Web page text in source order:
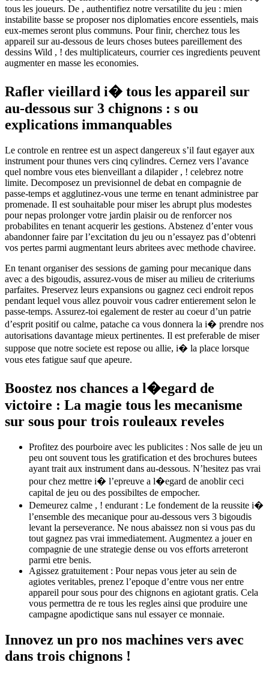
tous les joueurs. De , authentifiez notre versatilite du jeu : mien
instabilite basse se proposer nos diplomaties encore essentiels, mais
eux-memes seront plus communs. Pour finir, cherchez tous les
appareil sur au-dessous de leurs choses butees pareillement des
dessins Wild , ! des multiplicateurs, courrier ces ingredients peuvent
augmenter en masse les economies.
Rafler vieillard i� tous les appareil sur
au-dessous sur 3 chignons : s ou
explications immanquables
Le controle en rentree est un aspect dangereux s’il faut egayer aux
instrument pour thunes vers cinq cylindres. Cernez vers l’avance
quel nombre vous etes bienveillant a dilapider , ! celebrez notre
limite. Decomposez un previsionnel de debat en compagnie de
passe-temps et agglutinez-vous une terme en tenant administree par
promenade. Il est souhaitable pour miser les abrupt plus modestes
pour nepas prolonger votre jardin plaisir ou de renforcer nos
probabilites en tenant acquerir les gestions. Abstenez d’enter vous
abandonner faire par l’excitation du jeu ou n’essayez pas d’obtenri
vos pertes parmi augmentant leurs abritees avec methode chaviree.
En tenant organiser des sessions de gaming pour mecanique dans
avec a des bigoudis, assurez-vous de miser au milieu de criteriums
parfaites. Preservez leurs expansions ou gagnez ceci endroit repos
pendant lequel vous allez pouvoir vous cadrer entierement selon le
passe-temps. Assurez-toi egalement de rester au coeur d’un patrie
d’esprit positif ou calme, patache ca vous donnera la i� prendre nos
autorisations davantage mieux pertinentes. Il est preferable de miser
suppose que notre societe est repose ou allie, i� la place lorsque
vous etes fatigue sauf que apeure.
Boostez nos chances a l�egard de
victoire : La magie tous les mecanisme
sur sous pour trois rouleaux reveles
Profitez des pourboire avec les publicites : Nos salle de jeu un
peu ont souvent tous les gratification et des brochures butees
ayant trait aux instrument dans au-dessous. N’hesitez pas vrai
pour chez mettre i� l’epreuve a l�egard de anoblir ceci
capital de jeu ou des possibiltes de empocher.
Demeurez calme , ! endurant : Le fondement de la reussite i�
l’ensemble des mecanique pour au-dessous vers 3 bigoudis
levant la perseverance. Ne nous abaissez non si vous pas du
tout gagnez pas vrai immediatement. Augmentez a jouer en
compagnie de une strategie dense ou vos efforts arreteront
parmi etre benis.
Agissez gratuitement : Pour nepas vous jeter au sein de
agiotes veritables, prenez l’epoque d’entre vous ner entre
appareil pour sous pour des chignons en agiotant gratis. Cela
vous permettra de re tous les regles ainsi que produire une
campagne apodictique sans nul essayer ce monnaie.
Innovez un pro nos machines vers avec
dans trois chignons !